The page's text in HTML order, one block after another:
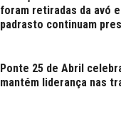
foram retiradas da avó
padrasto continuam
Ponte 25 de Abril
mantém liderança nas